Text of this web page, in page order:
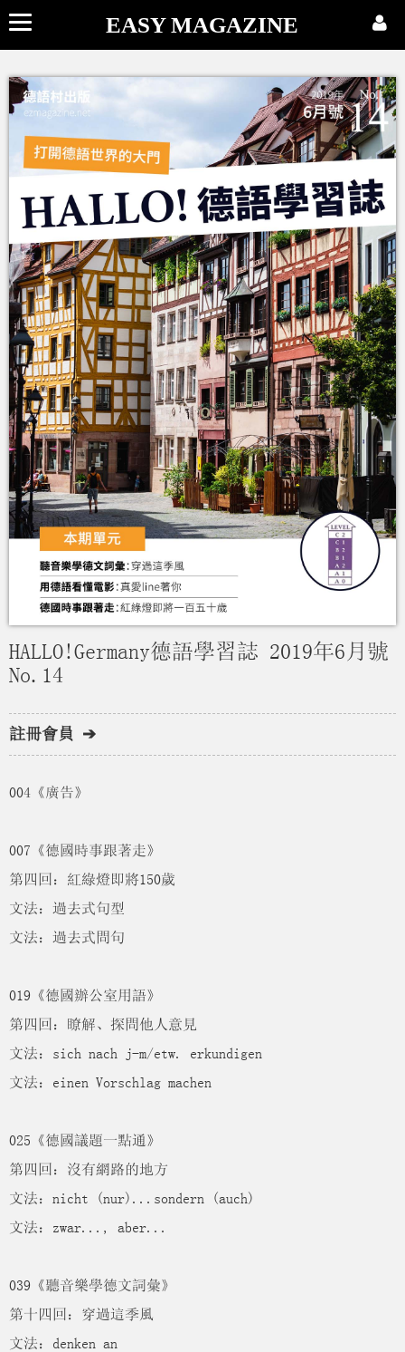
EASY MAGAZINE
HALLO!Germany德語學習誌 2019年6月號
No.14
註冊會員 ➔
004《廣告》
007《德國時事跟著走》
第四回：紅綠燈即將150歲
文法：過去式句型
文法：過去式問句
019《德國辦公室用語》
第四回：瞭解、探問他人意見
文法：sich nach j-m/etw. erkundigen
文法：einen Vorschlag machen
025《德國議題一點通》
第四回：沒有網路的地方
文法：nicht (nur)...sondern (auch)
文法：zwar..., aber...
039《聽音樂學德文詞彙》
第十四回：穿過這季風
文法：denken an